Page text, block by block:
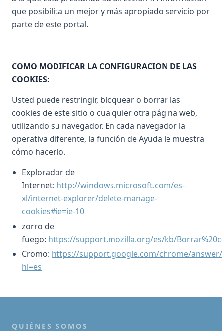
que posibilita un mejor y más apropiado servicio por
parte de este portal.
COMO MODIFICAR LA CONFIGURACION DE LAS
COOKIES:
Usted puede restringir, bloquear o borrar las
cookies de este sitio o cualquier otra página web,
utilizando su navegador. En cada navegador la
operativa diferente, la función de Ayuda le muestra
cómo hacerlo.
Explorador de
Internet: http://windows.microsoft.com/es-
xl/internet-explorer/delete-manage-
cookies#ie=ie-10
zorro de
fuego: https://support.mozilla.org/es/kb/
Cromo: https://support.google.com/chrome/answer/
hl=es
QUIÉNES SOMOS